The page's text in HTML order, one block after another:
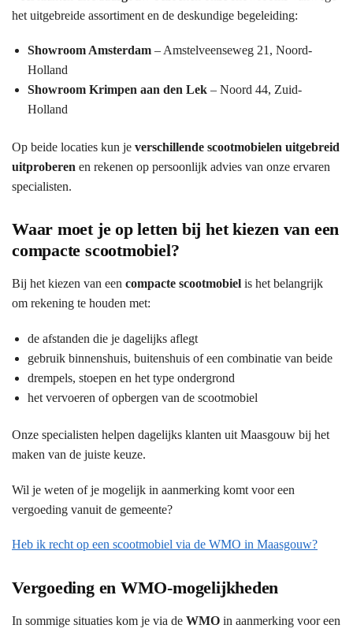
het uitgebreide assortiment en de deskundige begeleiding:
Showroom Amsterdam – Amstelveenseweg 21, Noord-
Holland
Showroom Krimpen aan den Lek – Noord 44, Zuid-
Holland
Op beide locaties kun je verschillende scootmobielen uitgebreid
uitproberen en rekenen op persoonlijk advies van onze ervaren
specialisten.
Waar moet je op letten bij het kiezen van een
compacte scootmobiel?
Bij het kiezen van een compacte scootmobiel is het belangrijk
om rekening te houden met:
de afstanden die je dagelijks aflegt
gebruik binnenshuis, buitenshuis of een combinatie van beide
drempels, stoepen en het type ondergrond
het vervoeren of opbergen van de scootmobiel
Onze specialisten helpen dagelijks klanten uit Maasgouw bij het
maken van de juiste keuze.
Wil je weten of je mogelijk in aanmerking komt voor een
vergoeding vanuit de gemeente?
Heb ik recht op een scootmobiel via de WMO in Maasgouw?
Vergoeding en WMO-mogelijkheden
In sommige situaties kom je via de WMO in aanmerking voor een